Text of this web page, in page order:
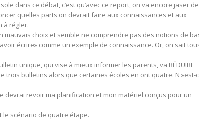
dans ce débat, c’est qu’avec ce report, on va encore jaser de
quelles parts on devrait faire aux connaissances et aux
à régler.
mauvais choix et semble ne comprendre pas des notions de
écrire» comme un exemple de connaissance. Or, on sait
unique, qui vise à mieux informer les parents, va RÉDUIRE
trois bulletins alors que certaines écoles en ont quatre. N »est-
devrai revoir ma planification et mon matériel conçus pour un
le scénario de quatre étape.